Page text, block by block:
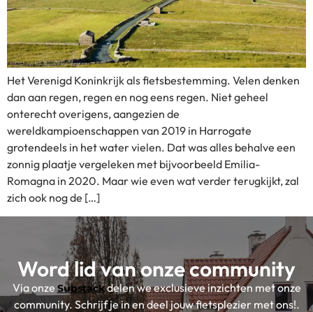
Het Verenigd Koninkrijk als fietsbestemming. Velen denken
dan aan regen, regen en nog eens regen. Niet geheel
onterecht overigens, aangezien de
wereldkampioenschappen van 2019 in Harrogate
grotendeels in het water vielen. Dat was alles behalve een
zonnig plaatje vergeleken met bijvoorbeeld Emilia-
Romagna in 2020. Maar wie even wat verder terugkijkt, zal
zich ook nog de […]
Word lid van onze community
Via onze Substackdelen we exclusieve inzichten met onze
community. Schrijf je in en deel jouw fietsplezier met ons!.